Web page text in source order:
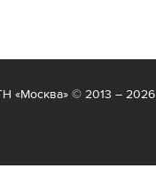
«Москва» © 2013 – 2026